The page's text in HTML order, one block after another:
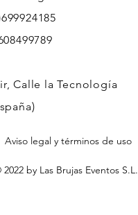
Calle la Tecnología
Aviso legal y términos de uso
by Las Brujas Eventos S.L.